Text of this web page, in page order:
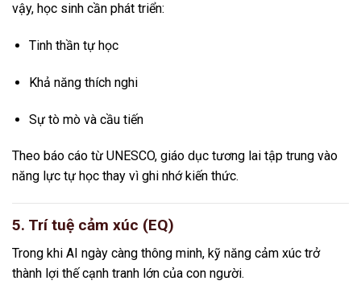
vậy, học sinh cần phát triển:
Tinh thần tự học
Khả năng thích nghi
Sự tò mò và cầu tiến
Theo báo cáo từ UNESCO, giáo dục tương lai tập trung vào
năng lực tự học thay vì ghi nhớ kiến thức.
5. Trí tuệ cảm xúc (EQ)
Trong khi AI ngày càng thông minh, kỹ năng cảm xúc trở
thành lợi thế cạnh tranh lớn của con người.